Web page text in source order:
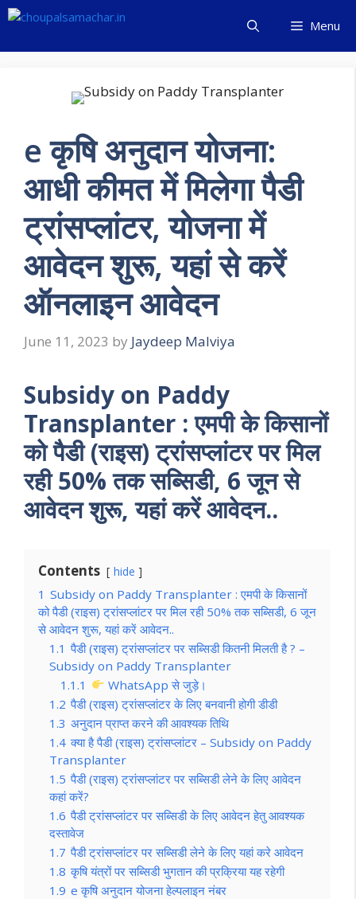
Skip
content
Menu
e कृषि अनुदान योजना:
आधी कीमत में मिलेगा पैडी
ट्रांसप्लांटर, योजना में
आवेदन शुरू, यहां से करें
ऑनलाइन आवेदन
June 11, 2023 by Jaydeep Malviya
Subsidy on Paddy
Transplanter : एमपी के किसानों
को पैडी (राइस) ट्रांसप्लांटर पर मिल
रही 50% तक सब्सिडी, 6 जून से
आवेदन शुरू, यहां करें आवेदन..
Contents hide
1 Subsidy on Paddy Transplanter : एमपी के किसानों
को पैडी (राइस) ट्रांसप्लांटर पर मिल रही 50% तक सब्सिडी, 6 जून
से आवेदन शुरू, यहां करें आवेदन..
1.1 पैडी (राइस) ट्रांसप्लांटर पर सब्सिडी कितनी मिलती है ? –
Subsidy on Paddy Transplanter
1.1.1
WhatsApp से जुड़े।
1.2 पैडी (राइस) ट्रांसप्लांटर के लिए बनवानी होगी डीडी
1.3 अनुदान प्राप्त करने की आवश्यक तिथि
1.4 क्या है पैडी (राइस) ट्रांसप्लांटर – Subsidy on Paddy
Transplanter
1.5 पैडी (राइस) ट्रांसप्लांटर पर सब्सिडी लेने के लिए आवेदन
कहां करें?
1.6 पैडी ट्रांसप्लांटर पर सब्सिडी के लिए आवेदन हेतु आवश्यक
दस्तावेज
1.7 पैडी ट्रांसप्लांटर पर सब्सिडी लेने के लिए यहां करे आवेदन
1.8 कृषि यंत्रों पर सब्सिडी भुगतान की प्रक्रिया यह रहेगी
1.9 e कृषि अनुदान योजना हेल्पलाइन नंबर